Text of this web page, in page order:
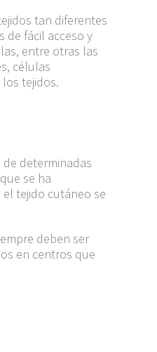
tan diferentes
de fácil acceso y
entre otras las
células
tejidos.
determinadas
se ha
tejido cutáneo se
deben ser
en centros que